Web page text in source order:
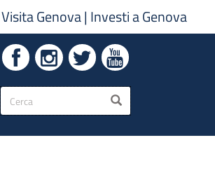
Visita Genova| Investi a Genova
Form
di
ricerca
CERCA